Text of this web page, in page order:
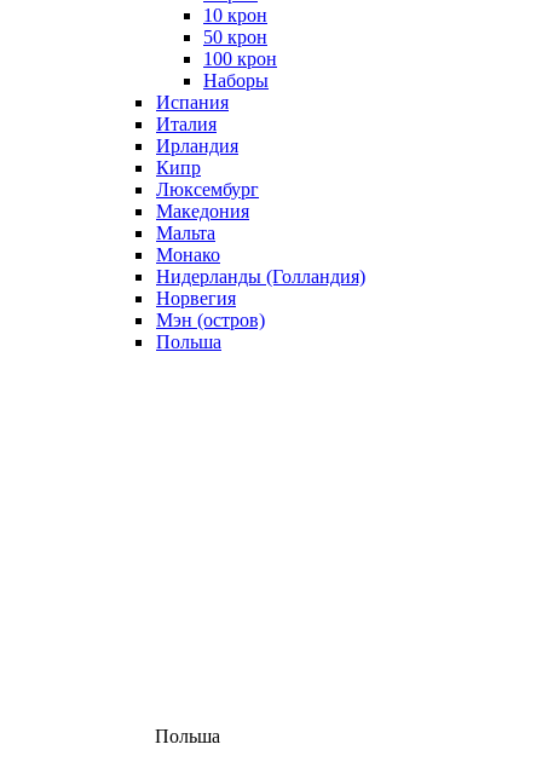
10 крон
50 крон
100 крон
Наборы
Испания
Италия
Ирландия
Кипр
Люксембург
Македония
Мальта
Монако
Нидерланды (Голландия)
Норвегия
Мэн (остров)
Польша
Польша